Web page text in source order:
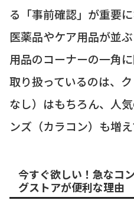
る「事前確認」が重要
医薬品やケア用品が並
用品のコーナーの一角
取り扱っているのは、
なし）はもちろん、人
ンズ（カラコン）も増え
今すぐ欲しい！急なコ
グストアが便利な理由